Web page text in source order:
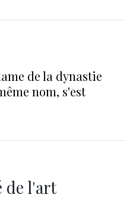
de la dynastie
nom, s'est
de l'art